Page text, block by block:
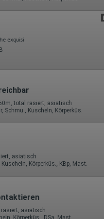
Es wird verwendet, um Daten
Hotjar kann auch im Rahmen
die auf unserer Website
Informationen verarbeiten.
exquisi
total rasiert, asiatisch
Schmu., Kuscheln, Körperküs.
asiatisch
Körperküs., KBp, Mast.
asiatisch
Körperküs., DSa, Mast.